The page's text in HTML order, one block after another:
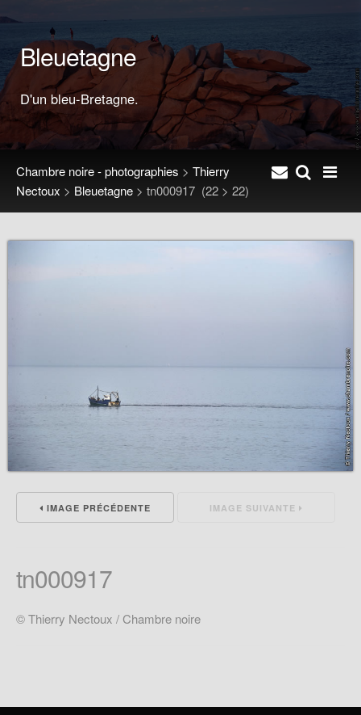
Bleuetagne
D'un bleu-Bretagne.
Chambre noire - photographies > Thierry
Nectoux > Bleuetagne > tn000917 (22 > 22)
IMAGE PRÉCÉDENTE IMAGE SUIVANTE
tn000917
© Thierry Nectoux / Chambre noire